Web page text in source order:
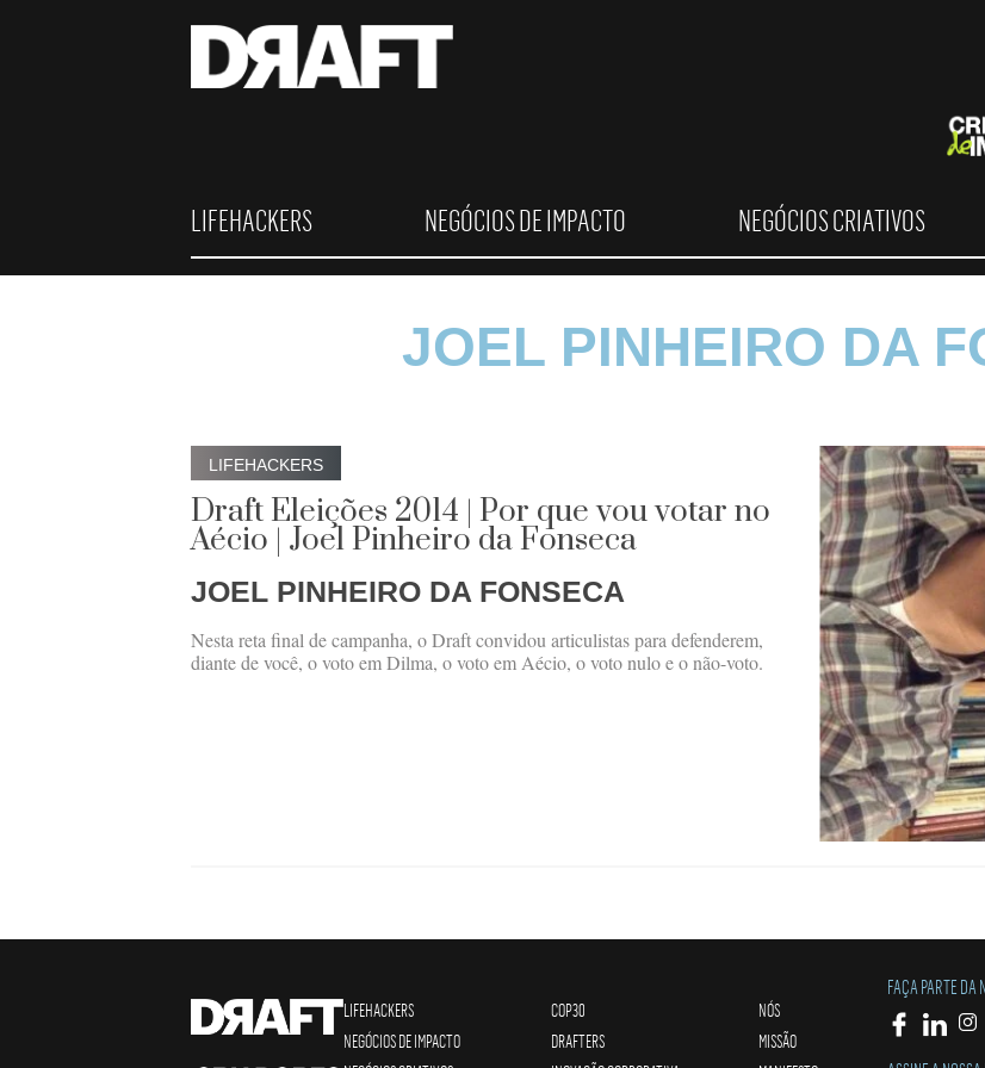
LIFEHACKERS NEGÓCIOS DE IMPACTO NEGÓCIOS CRIATIVOS
JOEL PINHEIRO DA
LIFEHACKERS
Draft Eleições 2014 | Por que vou votar no
Aécio | Joel Pinheiro da Fonseca
JOEL PINHEIRO DA FONSECA
Nesta reta final de campanha, o Draft convidou articulistas para defenderem,
diante de você, o voto em Dilma, o voto em Aécio, o voto nulo e o não-voto.
LIFEHACKERS
NEGÓCIOS DE IMPACTO
COP30
DRAFTERS
NÓS
MISSÃO
FAÇA PARTE DA